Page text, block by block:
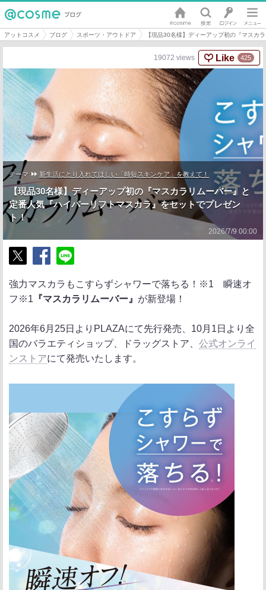
アットコスメ ブログ スポーツ・アウトドア 【現品30名様】ディーアップ初の『マスカ
19072 views Like 425
テーマ 新生活にとり入れてほしい「時短スキンケア」を教えて！
【現品30名様】ディーアップ初の『マスカラリムーバー』と
定番人気『ハイパーリフトマスカラ』をセットでプレゼン
ト！
2026/7/9 00:00
ェ
る
強力マスカラもこすらずシャワーで落ちる！※1 瞬速オ
フ※1 『マスカラリムーバー』 が新登場！
2026年6月25日よりPLAZAにて先行発売、10月1日より全
国のバラエティショップ、ドラッグストア、 公式オンライ
ンストアにて発売いたします。